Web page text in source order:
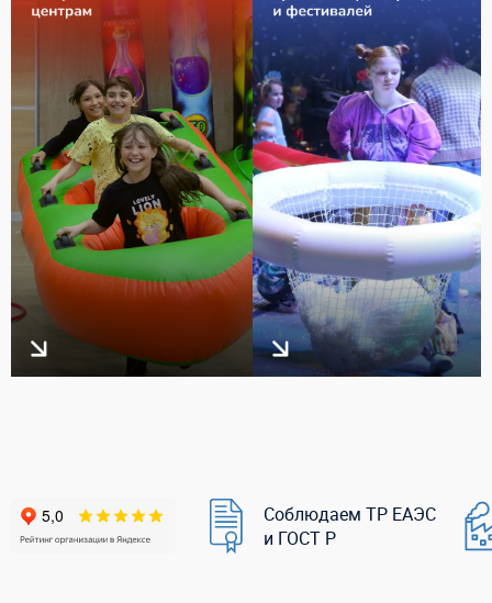
Соблюдаем ТР ЕАЭС
и ГОСТ Р